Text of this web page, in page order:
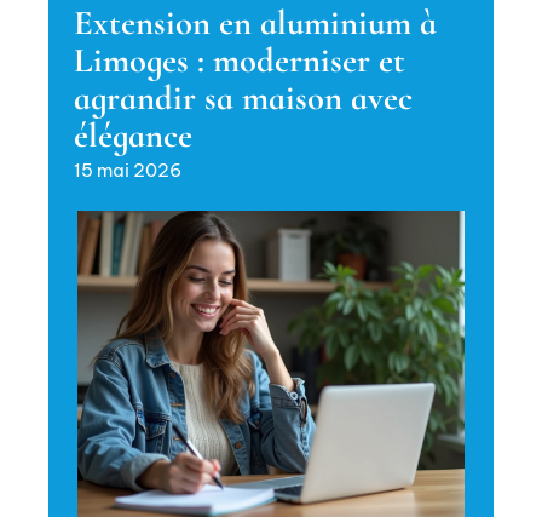
Extension en aluminium à
Limoges : moderniser et
agrandir sa maison avec
élégance
15 mai 2026